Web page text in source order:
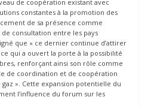
de coopération existant avec
constantes à la promotion des
de sa présence comme
consultation entre les pays
que « ce dernier continue d’attirer
qui a ouvert la porte à la possibilité
renforçant ainsi son rôle comme
de coordination et de coopération
». Cette expansion potentielle du
l’influence du forum sur les